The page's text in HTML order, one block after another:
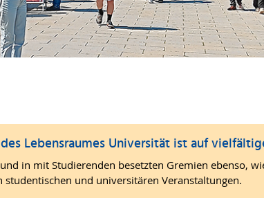
Lebensraumes Universität ist auf
in mit Studierenden besetzten Gremien ebenso,
und universitären Veranstaltungen.